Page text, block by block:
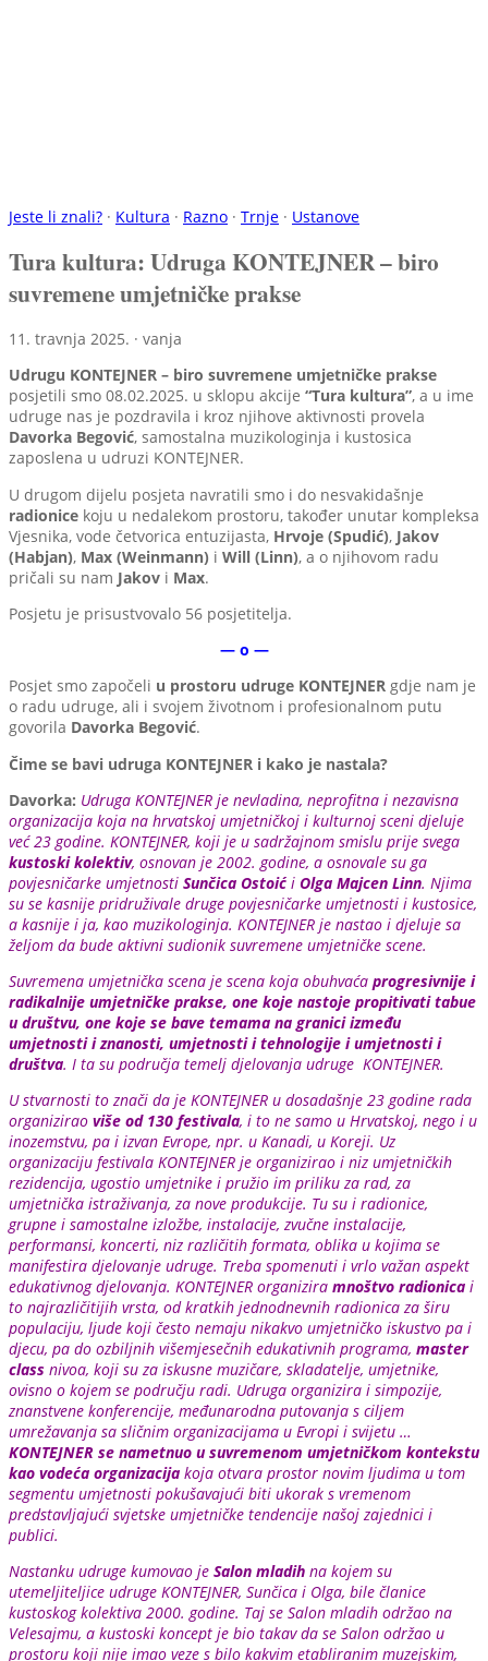
Jeste li znali? · Kultura · Razno · Trnje · Ustanove
Tura kultura: Udruga KONTEJNER – biro
suvremene umjetničke prakse
11. travnja 2025. · vanja
Udrugu KONTEJNER – biro suvremene umjetničke prakse
posjetili smo 08.02.2025. u sklopu akcije “Tura kultura”, a u ime
udruge nas je pozdravila i kroz njihove aktivnosti provela
Davorka Begović, samostalna muzikologinja i kustosica
zaposlena u udruzi KONTEJNER.
U drugom dijelu posjeta navratili smo i do nesvakidašnje
radionice koju u nedalekom prostoru, također unutar kompleksa
Vjesnika, vode četvorica entuzijasta, Hrvoje (Spudić), Jakov
(Habjan), Max (Weinmann) i Will (Linn), a o njihovom radu
pričali su nam Jakov i Max.
Posjetu je prisustvovalo 56 posjetitelja.
— o —
Posjet smo započeli u prostoru udruge KONTEJNER gdje nam je
o radu udruge, ali i svojem životnom i profesionalnom putu
govorila Davorka Begović.
Čime se bavi udruga KONTEJNER i kako je nastala?
Davorka: Udruga KONTEJNER je nevladina, neprofitna i nezavisna
organizacija koja na hrvatskoj umjetničkoj i kulturnoj sceni djeluje
već 23 godine. KONTEJNER, koji je u sadržajnom smislu prije svega
kustoski kolektiv, osnovan je 2002. godine, a osnovale su ga
povjesničarke umjetnosti Sunčica Ostoić i Olga Majcen Linn. Njima
su se kasnije pridruživale druge povjesničarke umjetnosti i kustosice,
a kasnije i ja, kao muzikologinja. KONTEJNER je nastao i djeluje sa
željom da bude aktivni sudionik suvremene umjetničke scene.
Suvremena umjetnička scena je scena koja obuhvaća progresivnije i
radikalnije umjetničke prakse, one koje nastoje propitivati tabue
u društvu, one koje se bave temama na granici između
umjetnosti i znanosti, umjetnosti i tehnologije i umjetnosti i
društva. I ta su područja temelj djelovanja udruge KONTEJNER.
U stvarnosti to znači da je KONTEJNER u dosadašnje 23 godine rada
organizirao više od 130 festivala, i to ne samo u Hrvatskoj, nego i u
inozemstvu, pa i izvan Evrope, npr. u Kanadi, u Koreji. Uz
organizaciju festivala KONTEJNER je organizirao i niz umjetničkih
rezidencija, ugostio umjetnike i pružio im priliku za rad, za
umjetnička istraživanja, za nove produkcije. Tu su i radionice,
grupne i samostalne izložbe, instalacije, zvučne instalacije,
performansi, koncerti, niz različitih formata, oblika u kojima se
manifestira djelovanje udruge. Treba spomenuti i vrlo važan aspekt
edukativnog djelovanja. KONTEJNER organizira mnoštvo radionica i
to najrazličitijih vrsta, od kratkih jednodnevnih radionica za širu
populaciju, ljude koji često nemaju nikakvo umjetničko iskustvo pa i
djecu, pa do ozbiljnih višemjesečnih edukativnih programa, master
class nivoa, koji su za iskusne muzičare, skladatelje, umjetnike,
ovisno o kojem se području radi. Udruga organizira i simpozije,
znanstvene konferencije, međunarodna putovanja s ciljem
umrežavanja sa sličnim organizacijama u Evropi i svijetu …
KONTEJNER se nametnuo u suvremenom umjetničkom kontekstu
kao vodeća organizacija koja otvara prostor novim ljudima u tom
segmentu umjetnosti pokušavajući biti ukorak s vremenom
predstavljajući svjetske umjetničke tendencije našoj zajednici i
publici.
Nastanku udruge kumovao je Salon mladih na kojem su
utemeljiteljice udruge KONTEJNER, Sunčica i Olga, bile članice
kustoskog kolektiva 2000. godine. Taj se Salon mladih održao na
Velesajmu, a kustoski koncept je bio takav da se Salon održao u
prostoru koji nije imao veze s bilo kakvim etabliranim muzejskim,